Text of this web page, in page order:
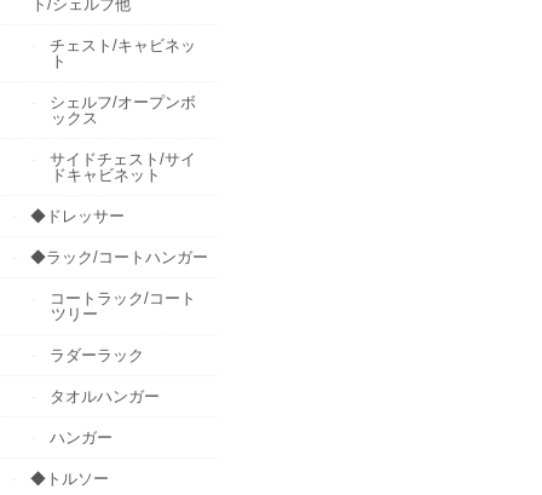
ト/シェルフ他
チェスト/キャビネッ
ト
シェルフ/オープンボ
ックス
サイドチェスト/サイ
ドキャビネット
◆ドレッサー
◆ラック/コートハンガー
コートラック/コート
ツリー
ラダーラック
タオルハンガー
ハンガー
◆トルソー